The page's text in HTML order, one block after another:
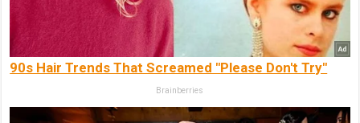
90s Hair Trends That Screamed "Please Don't Try"
Brainberries